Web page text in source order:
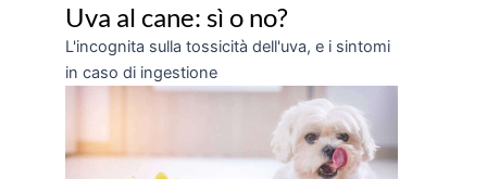
Uva al cane: sì o no?
L'incognita sulla tossicità dell'uva, e i sintomi
in caso di ingestione